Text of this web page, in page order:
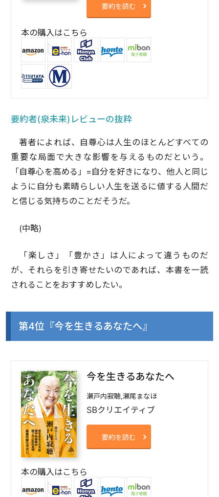
要約を読む
本の購入はこちら
要約者(泉未来)レビューの抜粋
著者によれば、自尊心は人生のほとんどすべての
重要な局面で大きな影響を与えるものだという。
「自尊心を高める」=自分を好きになり、他人と同じ
ように自分も素晴らしい人生を送るに値する人間だ
と信じる気持ちのことだそうだ。
(中略)
「楽しさ」「豊かさ」は人によって違うものだ
が、それらを引き寄せたいのであれば、本書を一読
されることをおすすめしたい。
第4位『今を生きるあなたへ』
今を生きるあなたへ
瀬戸内寂聴,瀬尾まなほ
SBクリエイティブ
要約を読む
本の購入はこちら